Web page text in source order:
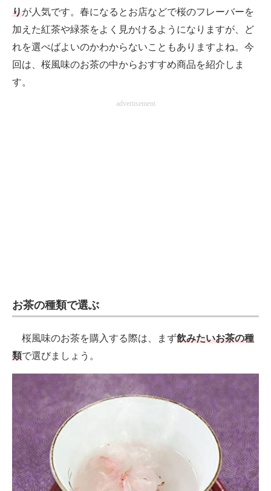
ITエンジニア向け専門サイト
企業向けIT製品の総合サイト
製造業のIT導入・活用を支援
りが人気です。春になるとお店などで桜のフレーバーを
加えた紅茶や緑茶をよく見かけるようになりますが、ど
れを選べばよいのかわからないこともありますよね。今
回は、桜風味のお茶の中からおすすめ商品を紹介しま
す。
advertisement
お茶の種類で選ぶ
桜風味のお茶を購入する際は、まず飲みたいお茶の種
類で選びましょう。